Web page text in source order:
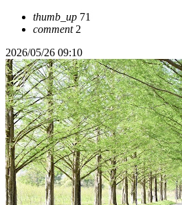
thumb_up 71
comment2
2026/05/26 09:10